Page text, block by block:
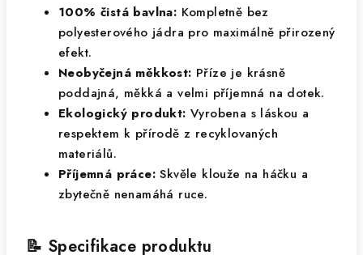
100% čistá bavlna: Kompletně bez
polyesterového jádra pro maximálně přirozený
efekt.
Neobyčejná měkkost: Příze je krásně
poddajná, měkká a velmi příjemná na dotek.
Ekologický produkt: Vyrobena s láskou a
respektem k přírodě z recyklovaných
materiálů.
Příjemná práce: Skvěle klouže na háčku a
zbytečně nenamáhá ruce.
📝 Specifikace produktu